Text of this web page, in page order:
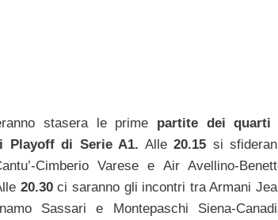
stasera le prime partite dei quarti
Playoff di Serie A1. Alle 20.15 si
Cimberio Varese e Air Avellino-
20.30ci saranno gli incontri tra Armani
Sassari e Montepaschi Siena-